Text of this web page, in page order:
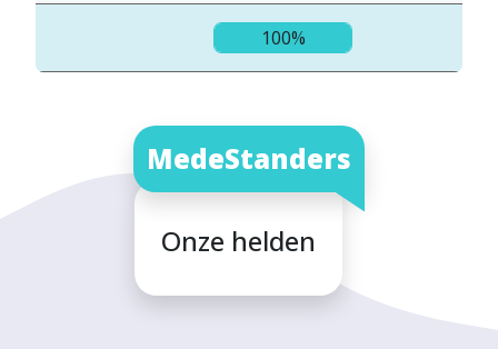
100%
MedeStanders
Onze helden